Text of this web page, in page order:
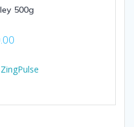
500g
ZingPulse